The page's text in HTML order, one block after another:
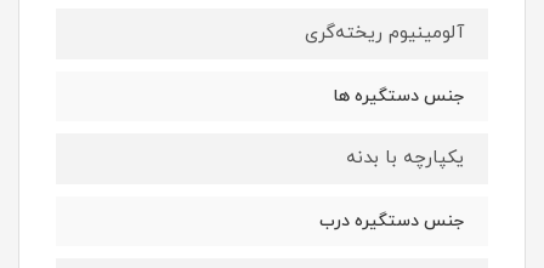
آلومینیوم ریخته‌گری
جنس دستگیره ها
یکپارچه با بدنه
جنس دستگیره درب